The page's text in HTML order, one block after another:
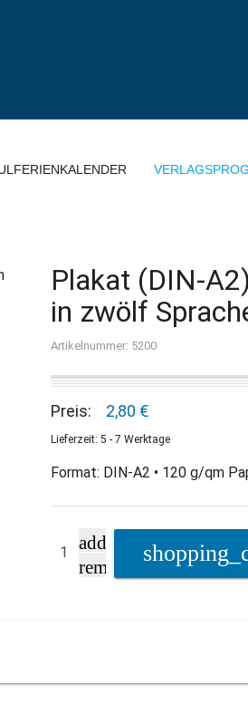
Plakat (DIN-
in zwölf
Artikelnummer: 5200
Preis: 2,80 €
Lieferzeit: 5 - 7 Werktage
Format: DIN-A2 • 120 g/qm
add
remove